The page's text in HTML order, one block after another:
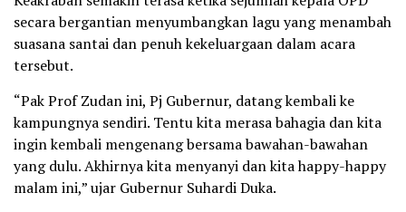
secara bergantian menyumbangkan lagu yang menambah
suasana santai dan penuh kekeluargaan dalam acara
tersebut.
“Pak Prof Zudan ini, Pj Gubernur, datang kembali ke
kampungnya sendiri. Tentu kita merasa bahagia dan kita
ingin kembali mengenang bersama bawahan-bawahan
yang dulu. Akhirnya kita menyanyi dan kita happy-happy
malam ini,” ujar Gubernur Suhardi Duka.